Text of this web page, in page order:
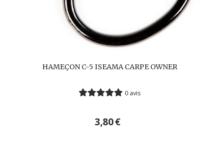
HAMEÇON C-5 ISEAMA CARPE OWNER
0 avis
3,80€